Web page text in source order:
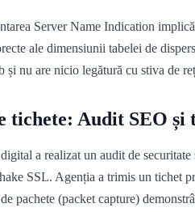
Server Name Indication
ale dimensiunii tabelei de
și nu are nicio legătură cu stiva de
tichete: Audit SEO și
a realizat un audit de
SSL. Agenția a trimis un tichet
pachete (packet capture)